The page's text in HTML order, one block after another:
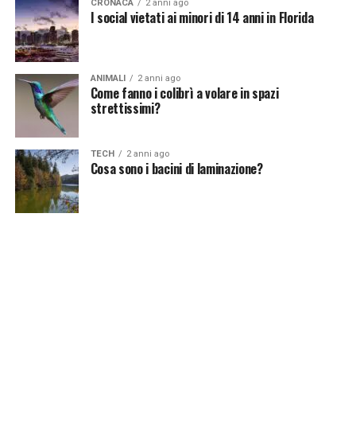
CRONACA 2 anni ago
I social vietati ai minori di 14 anni in Florida
ANIMALI 2 anni ago
Come fanno i colibrì a volare in spazi
strettissimi?
TECH 2 anni ago
Cosa sono i bacini di laminazione?